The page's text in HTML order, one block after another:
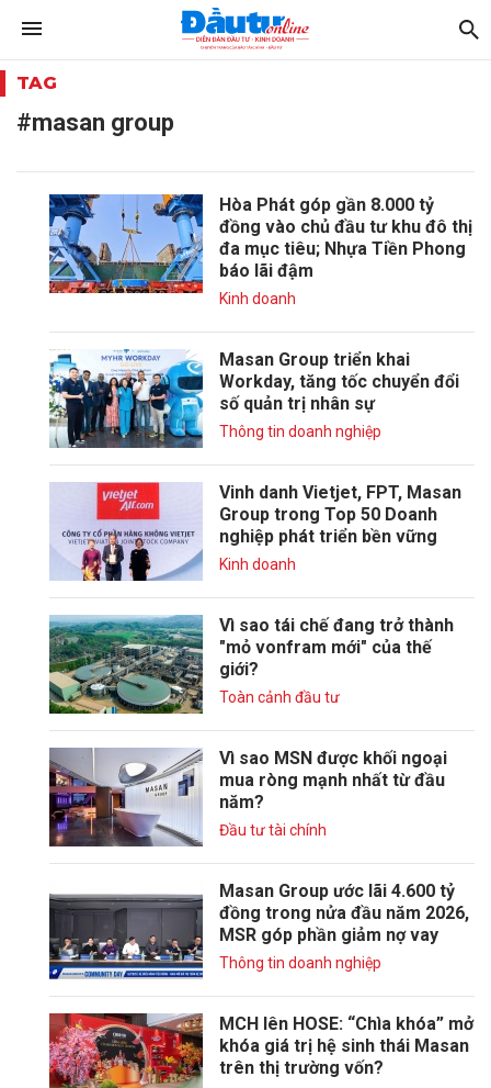
TAG
#masan group
Hòa Phát góp gần 8.000 tỷ
đồng vào chủ đầu tư khu đô thị
đa mục tiêu; Nhựa Tiền Phong
báo lãi đậm
Kinh doanh
Masan Group triển khai
Workday, tăng tốc chuyển đổi
số quản trị nhân sự
Thông tin doanh nghiệp
Vinh danh Vietjet, FPT, Masan
Group trong Top 50 Doanh
nghiệp phát triển bền vững
Kinh doanh
Vì sao tái chế đang trở thành
"mỏ vonfram mới" của thế
giới?
Toàn cảnh đầu tư
Vì sao MSN được khối ngoại
mua ròng mạnh nhất từ đầu
năm?
Đầu tư tài chính
Masan Group ước lãi 4.600 tỷ
đồng trong nửa đầu năm 2026,
MSR góp phần giảm nợ vay
Thông tin doanh nghiệp
MCH lên HOSE: “Chìa khóa” mở
khóa giá trị hệ sinh thái Masan
trên thị trường vốn?